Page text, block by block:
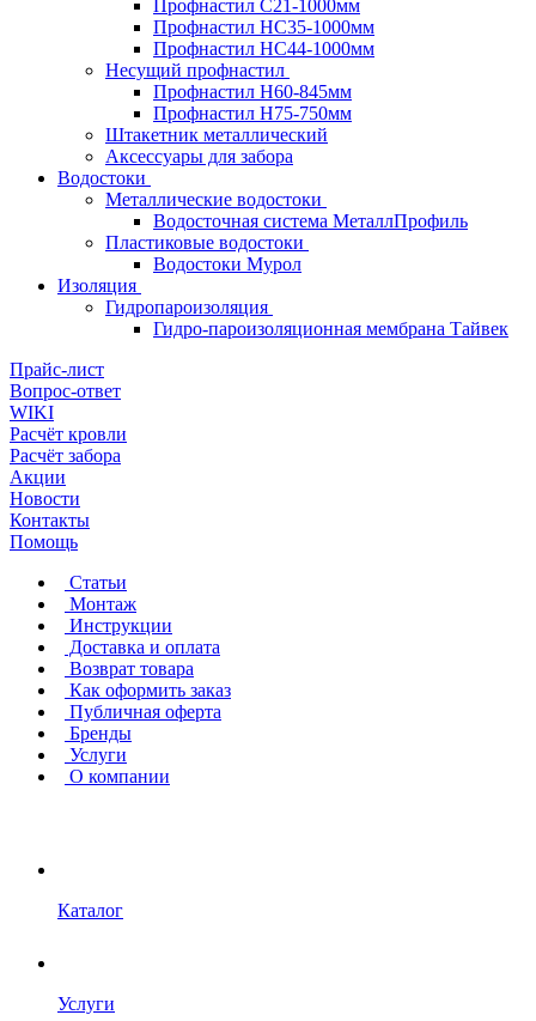
Профнастил С21-1000мм
Профнастил HC35-1000мм
Профнастил НС44-1000мм
Несущий профнастил
Профнастил Н60-845мм
Профнастил H75-750мм
Штакетник металлический
Аксессуары для забора
Водостоки
Металлические водостоки
Водосточная система МеталлПрофиль
Пластиковые водостоки
Водостоки Мурол
Изоляция
Гидропароизоляция
Гидро-пароизоляционная мембрана Тайвек
Прайс-лист
Вопрос-ответ
WIKI
Расчёт кровли
Расчёт забора
Акции
Новости
Контакты
Помощь
Статьи
Монтаж
Инструкции
Доставка и оплата
Возврат товара
Как оформить заказ
Публичная оферта
Бренды
Услуги
О компании
Каталог
Услуги